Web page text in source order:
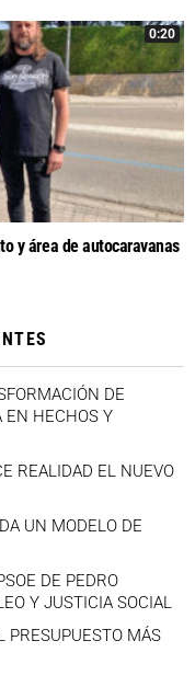
0:20
y área de autocaravanas
DE
EN HECHOS Y
REALIDAD EL NUEVO
UN MODELO DE
DE PEDRO
Y JUSTICIA SOCIAL
PRESUPUESTO MÁS